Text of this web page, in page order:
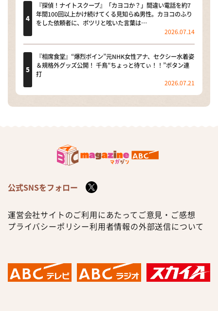
『探偵！ナイトスクープ』「カヨコか？」間違い電話を約7
年間100回以上かけ続けてくる見知らぬ男性。カヨコのふり
をした依頼者に、ポツリと呟いた言葉は…
2026.07.14
『相席食堂』“爆烈ボイン”元NHK女性アナ、セクシー水着姿
＆規格外グッズ公開！ 千鳥“ちょっと待てぃ！！”ボタン連
打
2026.07.21
公式SNSをフォロー
運営会社サイトのご利用にあたって ご意見・ご感想
プライバシーポリシー利用者情報の外部送信について